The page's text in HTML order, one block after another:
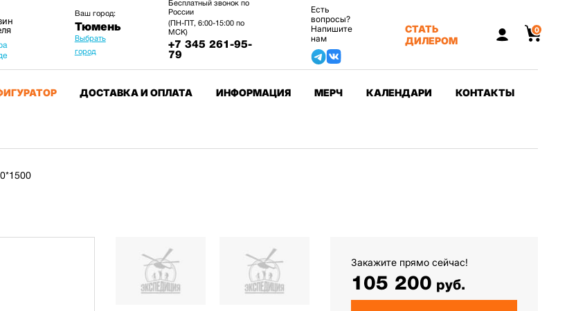
Ваш город:
Тюмень
Выбрать
город
Бесплатный звонок по
России
(ПН-ПТ, 6:00-15:00 по
МСК)
+7 345 261-95-
79
Есть
вопросы?
Напишите
нам
СТАТЬ
ДИЛЕРОМ
0
ДОСТАВКА И ОПЛАТА ИНФОРМАЦИЯ МЕРЧ КАЛЕНДАРИ КОНТАКТЫ
Закажите прямо сейчас!
105 200 руб.